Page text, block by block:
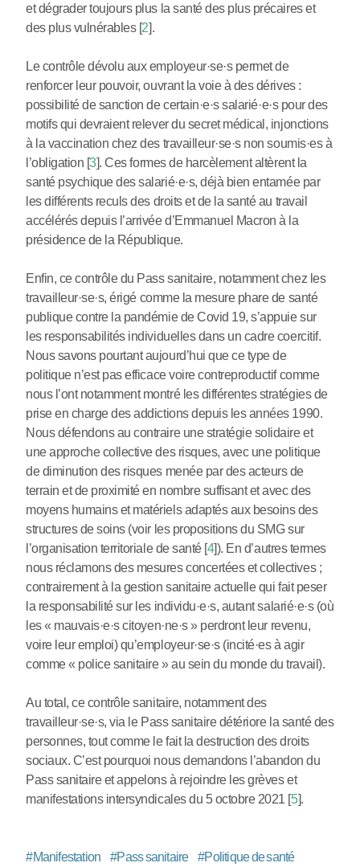
et dégrader toujours plus la santé des plus précaires et
des plus vulnérables[2].
Le contrôle dévolu aux employeur·se·s permet de
renforcer leur pouvoir, ouvrant la voie à des dérives :
possibilité de sanction de certain·e·s salarié·e·s pour des
motifs qui devraient relever du secret médical, injonctions
à la vaccination chez des travailleur·se·s non soumis·es à
l’obligation [3]. Ces formes de harcèlement altèrent la
santé psychique des salarié·e·s, déjà bien entamée par
les différents reculs des droits et de la santé au travail
accélérés depuis l’arrivée d’Emmanuel Macron à la
présidence de la République.
Enfin, ce contrôle du Pass sanitaire, notamment chez les
travailleur·se·s, érigé comme la mesure phare de santé
publique contre la pandémie de Covid 19, s’appuie sur
les responsabilités individuelles dans un cadre coercitif.
Nous savons pourtant aujourd’hui que ce type de
politique n’est pas efficace voire contreproductif comme
nous l’ont notamment montré les différentes stratégies de
prise en charge des addictions depuis les années 1990.
Nous défendons au contraire une stratégie solidaire et
une approche collective des risques, avec une politique
de diminution des risques menée par des acteurs de
terrain et de proximité en nombre suffisant et avec des
moyens humains et matériels adaptés aux besoins des
structures de soins (voir les propositions du SMG sur
l’organisation territoriale de santé[4]). En d’autres termes
nous réclamons des mesures concertées et collectives ;
contrairement à la gestion sanitaire actuelle qui fait peser
la responsabilité sur les individu·e·s, autant salarié·e·s (où
les « mauvais·e·s citoyen·ne·s » perdront leur revenu,
voire leur emploi) qu’employeur·se·s (incité·es à agir
comme « police sanitaire » au sein du monde du travail).
Au total, ce contrôle sanitaire, notamment des
travailleur·se·s, via le Pass sanitaire détériore la santé des
personnes, tout comme le fait la destruction des droits
sociaux. C’est pourquoi nous demandons l’abandon du
Pass sanitaire et appelons à rejoindre les grèves et
manifestations intersyndicales du 5 octobre 2021 [5].
#Manifestation #Pass sanitaire #Politique de santé